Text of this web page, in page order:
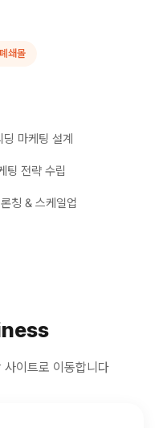
폐쇄몰
마케팅 설계
팅 전략 수립
칭 & 스케일업
이트로 이동합니다